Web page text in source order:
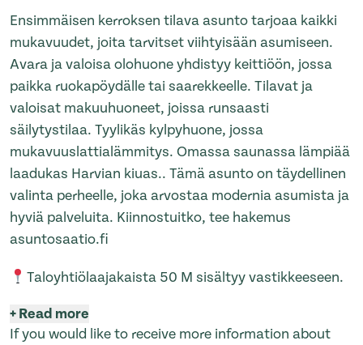
Ensimmäisen kerroksen tilava asunto tarjoaa kaikki
mukavuudet, joita tarvitset viihtyisään asumiseen.
Avara ja valoisa olohuone yhdistyy keittiöön, jossa
paikka ruokapöydälle tai saarekkeelle. Tilavat ja
valoisat makuuhuoneet, joissa runsaasti
säilytystilaa. Tyylikäs kylpyhuone, jossa
mukavuuslattialämmitys. Omassa saunassa lämpiää
laadukas Harvian kiuas.. Tämä asunto on täydellinen
valinta perheelle, joka arvostaa modernia asumista ja
hyviä palveluita. Kiinnostuitko, tee hakemus
asuntosaatio.fi
Taloyhtiölaajakaista 50 M sisältyy vastikkeeseen.
+Read more
If you would like to receive more information about